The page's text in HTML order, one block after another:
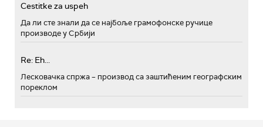
Cestitke za uspeh
Да ли сте знали да се најбоље грамофонске ручице
производе у Србији
Re: Eh...
Лесковачка спржа – производ са заштићеним географским
пореклом